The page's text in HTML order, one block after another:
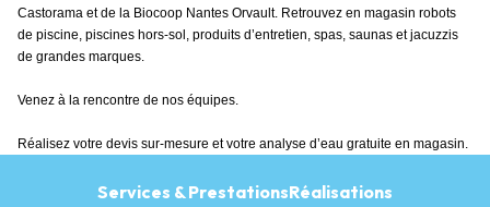
Castorama et de la Biocoop Nantes Orvault. Retrouvez en magasin robots
de piscine, piscines hors-sol, produits d’entretien, spas, saunas et jacuzzis
de grandes marques.
Venez à la rencontre de nos équipes.
Réalisez votre devis sur-mesure et votre analyse d’eau gratuite en magasin.
Services & PrestationsRéalisations